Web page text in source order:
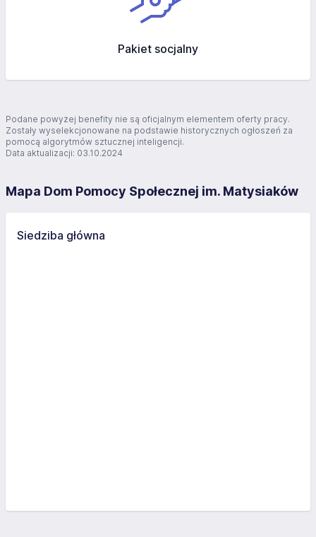
Pakiet socjalny
Podane powyżej benefity nie są oficjalnym elementem oferty pracy.
Zostały wyselekcjonowane na podstawie historycznych ogłoszeń za
pomocą algorytmów sztucznej inteligencji.
Data aktualizacji: 03.10.2024
Mapa Dom Pomocy Społecznej im. Matysiaków
Siedziba główna